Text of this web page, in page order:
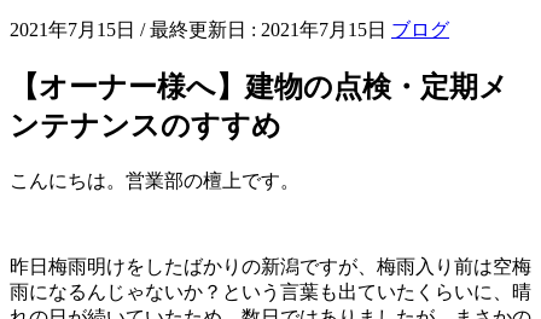
2021年7月15日 / 最終更新日 : 2021年7月15日 ブログ
【オーナー様へ】建物の点検・定期メ
ンテナンスのすすめ
こんにちは。営業部の檀上です。
昨日梅雨明けをしたばかりの新潟ですが、梅雨入り前は空梅
雨になるんじゃないか？という言葉も出ていたくらいに、晴